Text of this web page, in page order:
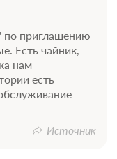
по приглашению
Есть чайник,
нам
есть
Источник